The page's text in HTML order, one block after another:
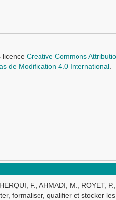
licence Creative Commons
de Modification 4.0 International.
F., AHMADI, M., ROYET,
formaliser, qualifier et stocker